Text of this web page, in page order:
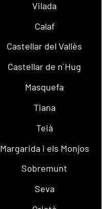
Vilada
Calaf
Castellar del Vallès
Castellar de n´Hug
Masquefa
Tiana
Teià
Margarida i els Monjos
Sobremunt
Seva